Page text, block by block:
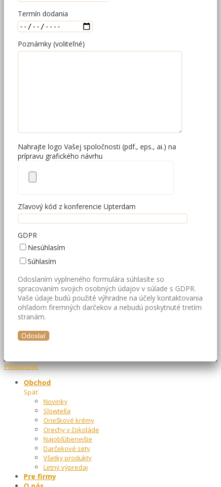
Termín dodania
Poznámky (voliteľné)
Nahrajte logo Vašej spoločnosti (pdf., eps., ai.) na
prípravu grafického návrhu
Zľavový kód z konferencie Upterdam
GDPR
Nesúhlasím
Súhlasím
Odoslaním vyplneného formulára súhlasíte so
spracovaním svojich osobných údajov v súlade s GDPR.
Vaše údaje budú použité výhradne na účely kontaktovania
ohľadom firemných darčekov a nebudú poskytnuté tretím
stranám.
Prihlásenie
Obchod
Späť
Novinky
Slowtella
Orieškové krémy
Orechy v čokoláde
Najobľúbenejšie
Darčekové sety
Všetky produkty
Letný výpredaj
Pre firmy